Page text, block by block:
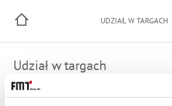
UDZIAŁ W TARGACH
Udział w targach
Czy chcą Państwo umówic się z nami